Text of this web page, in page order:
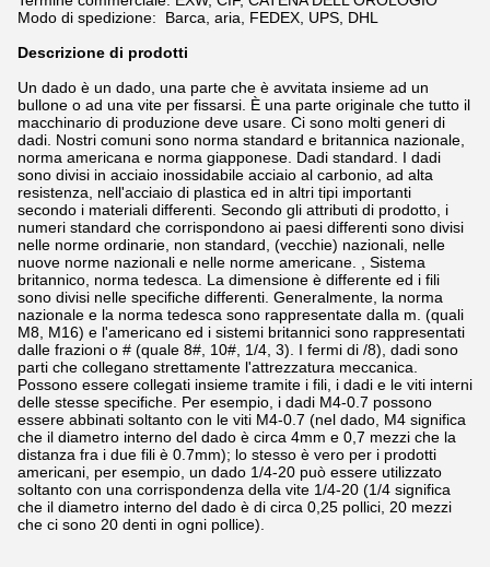
Modo di spedizione: Barca, aria, FEDEX, UPS, DHL
Descrizione di prodotti
Un dado è un dado, una parte che è avvitata insieme ad un
bullone o ad una vite per fissarsi. È una parte originale che tutto il
macchinario di produzione deve usare. Ci sono molti generi di
dadi. Nostri comuni sono norma standard e britannica nazionale,
norma americana e norma giapponese. Dadi standard. I dadi
sono divisi in acciaio inossidabile acciaio al carbonio, ad alta
resistenza, nell'acciaio di plastica ed in altri tipi importanti
secondo i materiali differenti. Secondo gli attributi di prodotto, i
numeri standard che corrispondono ai paesi differenti sono divisi
nelle norme ordinarie, non standard, (vecchie) nazionali, nelle
nuove norme nazionali e nelle norme americane. , Sistema
britannico, norma tedesca. La dimensione è differente ed i fili
sono divisi nelle specifiche differenti. Generalmente, la norma
nazionale e la norma tedesca sono rappresentate dalla m. (quali
M8, M16) e l'americano ed i sistemi britannici sono rappresentati
dalle frazioni o # (quale 8#, 10#, 1/4, 3). I fermi di /8), dadi sono
parti che collegano strettamente l'attrezzatura meccanica.
Possono essere collegati insieme tramite i fili, i dadi e le viti interni
delle stesse specifiche. Per esempio, i dadi M4-0.7 possono
essere abbinati soltanto con le viti M4-0.7 (nel dado, M4 significa
che il diametro interno del dado è circa 4mm e 0,7 mezzi che la
distanza fra i due fili è 0.7mm); lo stesso è vero per i prodotti
americani, per esempio, un dado 1/4-20 può essere utilizzato
soltanto con una corrispondenza della vite 1/4-20 (1/4 significa
che il diametro interno del dado è di circa 0,25 pollici, 20 mezzi
che ci sono 20 denti in ogni pollice).